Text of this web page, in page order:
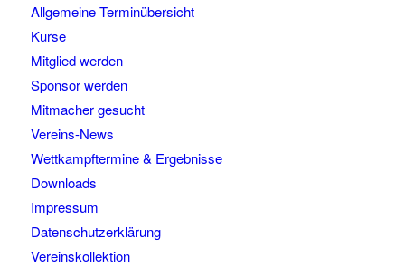
Allgemeine Terminübersicht
Kurse
Mitglied werden
Sponsor werden
Mitmacher gesucht
Vereins-News
Wettkampftermine & Ergebnisse
Downloads
Impressum
Datenschutzerklärung
Vereinskollektion